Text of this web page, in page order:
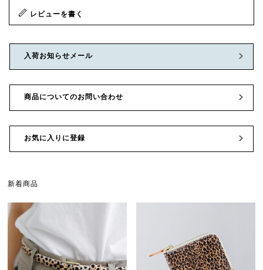
レビューを書く
入荷お知らせメール
商品についてのお問い合わせ
お気に入りに登録
新着商品